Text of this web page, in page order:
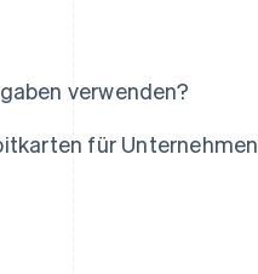
verwenden?
für Unternehmen